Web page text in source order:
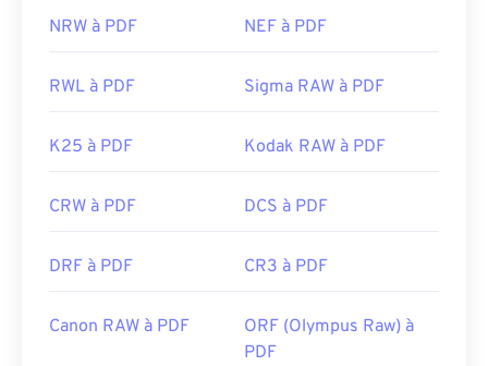
NRW à PDF NEF à PDF
RWL à PDF Sigma RAW à PDF
K25 à PDF Kodak RAW à PDF
CRW à PDF DCS à PDF
DRF à PDF CR3 à PDF
Canon RAW à PDF
ORF (Olympus Raw) à
PDF